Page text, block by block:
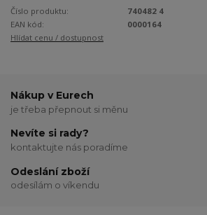
Číslo produktu:
740482 4
EAN kód:
0000164
Hlídat cenu / dostupnost
Nákup v Eurech
je třeba přepnout si měnu
Nevíte si rady?
kontaktujte nás poradíme
Odeslání zboží
odesílám o víkendu